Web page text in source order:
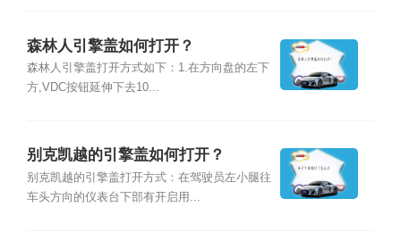
森林人引擎盖如何打开？
森林人引擎盖打开方式如下：1.在方向盘的左下
方,VDC按钮延伸下去10...
别克凯越的引擎盖如何打开？
别克凯越的引擎盖打开方式：在驾驶员左小腿往
车头方向的仪表台下部有开启用...